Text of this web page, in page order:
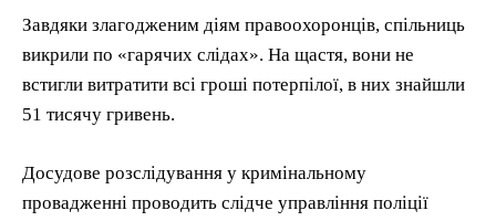
Завдяки злагодженим діям правоохоронців, спільниць
викрили по «гарячих слідах». На щастя, вони не
встигли витратити всі гроші потерпілої, в них знайшли
51 тисячу гривень.
Досудове розслідування у кримінальному
провадженні проводить слідче управління поліції